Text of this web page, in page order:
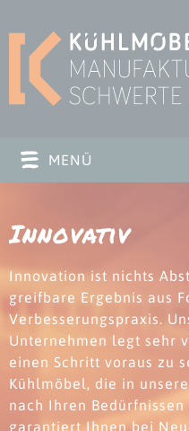
MENÜ
Innovativ
Innovation ist nichts
greifbare Ergebnis aus
Verbesserungs­praxis.
Unternehmen legt sehr
einen Schritt voraus zu
Kühlmöbel, die in
nach Ihren
garantiert Ihnen bei